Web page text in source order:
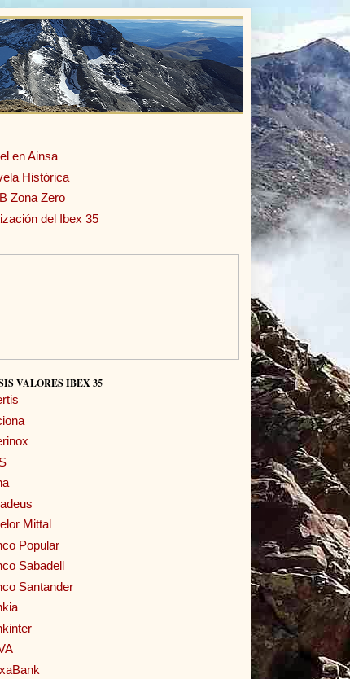
en Ainsa
Histórica
Zona Zero
del Ibex 35
VALORES IBEX 35
Mittal
Popular
Sabadell
Santander